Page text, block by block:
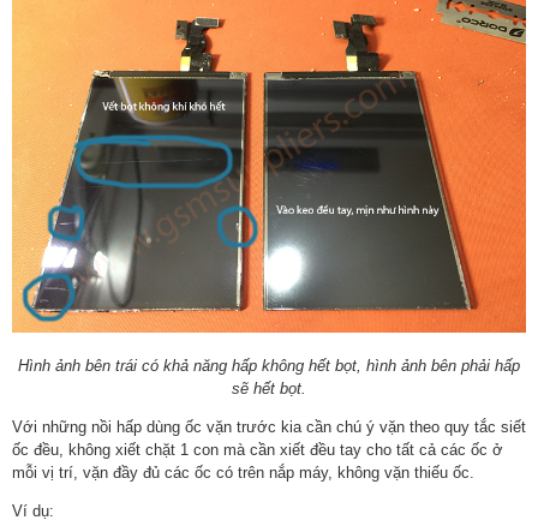
Hình ảnh bên trái có khả năng hấp không hết bọt, hình ảnh bên phải hấp
sẽ hết bọt.
Với những nồi hấp dùng ốc vặn trước kia cần chú ý vặn theo quy tắc siết
ốc đều, không xiết chặt 1 con mà cần xiết đều tay cho tất cả các ốc ở
mỗi vị trí, vặn đầy đủ các ốc có trên nắp máy, không vặn thiếu ốc.
Ví dụ: